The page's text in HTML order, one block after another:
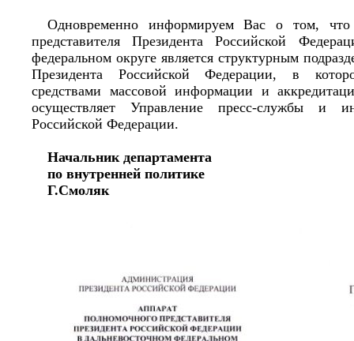
Одновременно информируем Вас о том, что
представителя Президента Российской
федеральном округе является структурным
Президента Российской Федерации, в
средствами массовой информации и
осуществляет Управление пресс-службы и
Российской Федерации.
Начальник департамента
по внутренней политике
Г.Смоляк